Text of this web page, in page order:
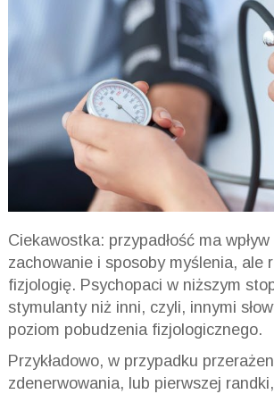
Ciekawostka: przypadłość ma
zachowanie i sposoby myślenia, ale
fizjologię. Psychopaci w niższym
stymulanty niż inni, czyli, innymi
poziom pobudzenia fizjologicznego.
Przykładowo, w przypadku
zdenerwowania, lub pierwszej